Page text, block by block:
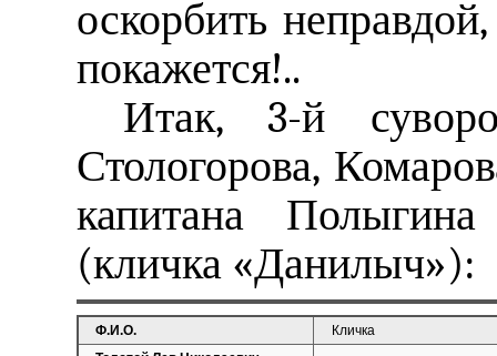
оскорбить
покажется!..
Итак, 3-й
Стологорова,
капитана
(кличка «Данилыч»):
Ф.И.О.
Кличка